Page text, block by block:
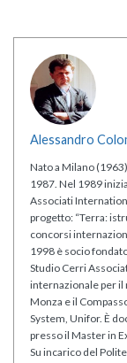
Alessandro
Nato a Milano
1987. Nel 1989
Associati
progetto: “Terra:
concorsi
1998 è socio
Studio Cerri
internazionale per il
Monza e il
System, Unifor. È
presso il Master in
Su incarico del